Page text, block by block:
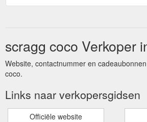
scragg coco Verkoper
Website, contactnummer en
coco.
Links naar verkopersgidsen
Officiële website